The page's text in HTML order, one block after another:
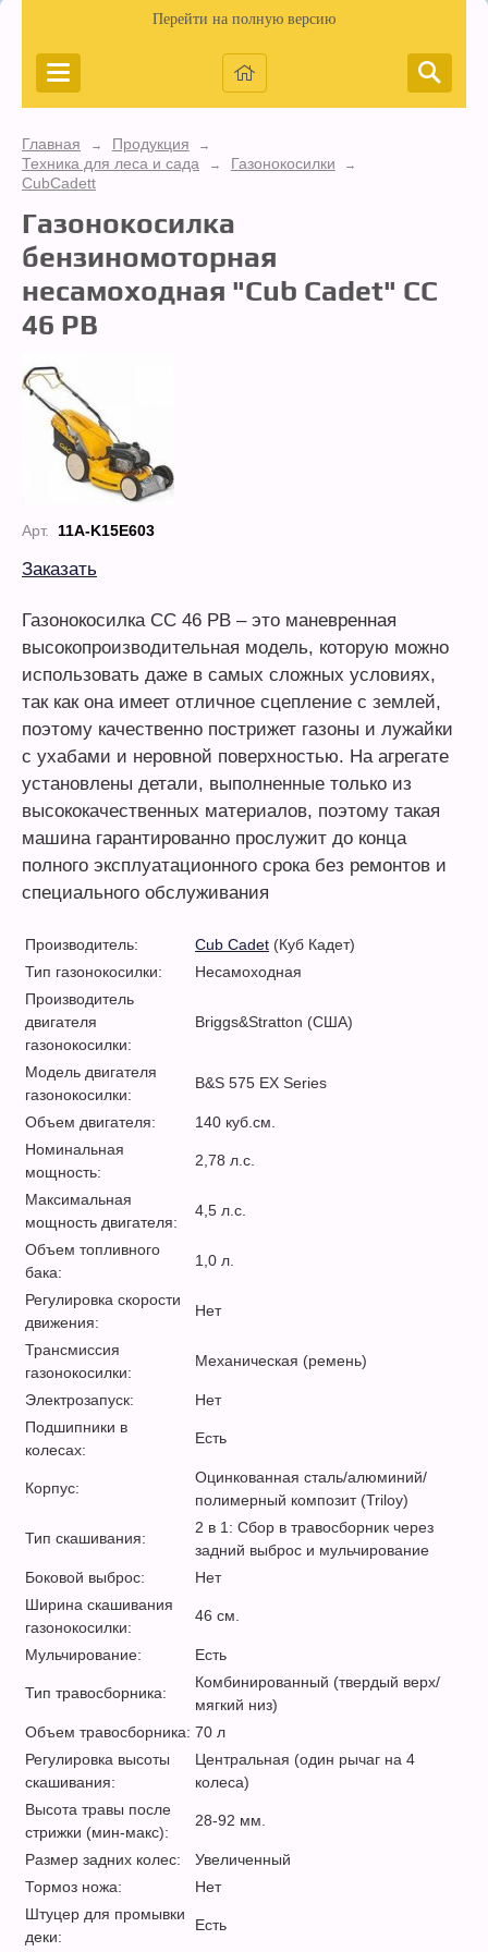
Перейти на полную версию
Главная → Продукция →
Техника для леса и сада → Газонокосилки →
CubCadett
Газонокосилка
бензиномоторная
несамоходная "Cub Cadet" CC
46 PB
Арт. 11A-K15E603
Заказать
Газонокосилка CC 46 PB – это маневренная
высокопроизводительная модель, которую можно
использовать даже в самых сложных условиях,
так как она имеет отличное сцепление с землей,
поэтому качественно пострижет газоны и лужайки
с ухабами и неровной поверхностью. На агрегате
установлены детали, выполненные только из
высококачественных материалов, поэтому такая
машина гарантированно прослужит до конца
полного эксплуатационного срока без ремонтов и
специального обслуживания
Производитель: Cub Cadet (Куб Кадет)
Тип газонокосилки:
Несамоходная
Производитель
двигателя
газонокосилки:
Briggs&Stratton (США)
Модель двигателя
газонокосилки:
B&S 575 EX Series
Объем двигателя:
140 куб.см.
Номинальная
мощность:
2,78 л.с.
Максимальная
мощность двигателя:
4,5 л.с.
Объем топливного
бака:
1,0 л.
Регулировка скорости
движения:
Нет
Трансмиссия
газонокосилки:
Механическая (ремень)
Электрозапуск:
Нет
Подшипники в
колесах:
Есть
Корпус:
Оцинкованная сталь/алюминий/
полимерный композит (Triloy)
Тип скашивания:
2 в 1: Сбор в травосборник через
задний выброс и мульчирование
Боковой выброс:
Нет
Ширина скашивания
газонокосилки:
46 см.
Мульчирование: Есть
Тип травосборника:
Комбинированный (твердый верх/
мягкий низ)
Объем травосборника: 70 л
Регулировка высоты
скашивания:
Центральная (один рычаг на 4
колеса)
Высота травы после
стрижки (мин-макс):
28-92 мм.
Размер задних колес:
Увеличенный
Тормоз ножа:
Нет
Штуцер для промывки
деки:
Есть